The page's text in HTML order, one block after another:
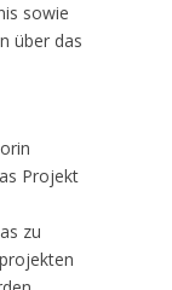
sowie
über das
Projekt
zu